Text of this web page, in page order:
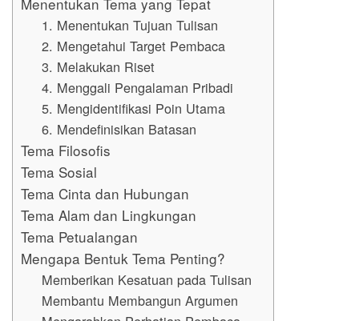
1. Menentukan Tujuan Tulisan
2. Mengetahui Target Pembaca
3. Melakukan Riset
4. Menggali Pengalaman Pribadi
5. Mengidentifikasi Poin Utama
6. Mendefinisikan Batasan
Tema Filosofis
Tema Sosial
Tema Cinta dan Hubungan
Tema Alam dan Lingkungan
Tema Petualangan
Mengapa Bentuk Tema Penting?
Memberikan Kesatuan pada Tulisan
Membantu Membangun Argumen